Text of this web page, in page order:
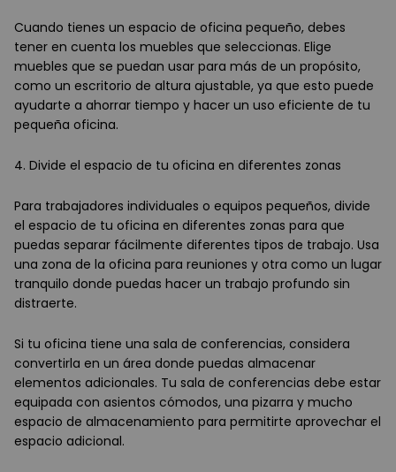
Cuando tienes un espacio de oficina pequeño, debes
tener en cuenta los muebles que seleccionas. Elige
muebles que se puedan usar para más de un propósito,
como un escritorio de altura ajustable, ya que esto puede
ayudarte a ahorrar tiempo y hacer un uso eficiente de tu
pequeña oficina.
4. Divide el espacio de tu oficina en diferentes zonas
Para trabajadores individuales o equipos pequeños, divide
el espacio de tu oficina en diferentes zonas para que
puedas separar fácilmente diferentes tipos de trabajo. Usa
una zona de la oficina para reuniones y otra como un lugar
tranquilo donde puedas hacer un trabajo profundo sin
distraerte.
Si tu oficina tiene una sala de conferencias, considera
convertirla en un área donde puedas almacenar
elementos adicionales. Tu sala de conferencias debe estar
equipada con asientos cómodos, una pizarra y mucho
espacio de almacenamiento para permitirte aprovechar el
espacio adicional.